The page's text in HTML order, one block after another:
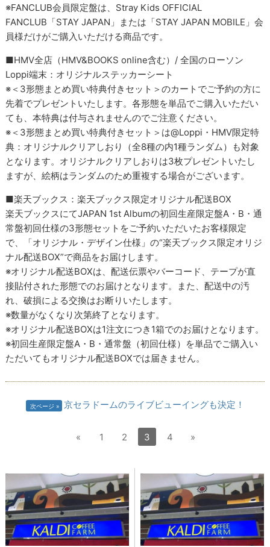
※FANCLUB会員限定盤は、Stray Kids OFFICIAL
FANCLUB「STAY JAPAN」または「STAY JAPAN MOBILE」会
員様だけがご購入いただける商品です。
■HMV全店（HMV&BOOKS online含む）/ 全国のローソン
Loppi端末：オリジナルステッカーシート
※＜3形態まとめ買い特典付きセット＞のカートでご予約の方に
先着でプレゼントいたします。各形態を単品でご購入いただい
ても、本特典は付与されませんのでご注意ください。
※＜3形態まとめ買い特典付きセット＞は@Loppi・HMV限定特
典：オリジナルクリアしおり（全8種の内1種ランダム）も対象
となります。オリジナルクリアしおりは3枚プレゼントいたし
ますが、絵柄はランダムのため重複する場合がございます。
■楽天ブックス：楽天ブックス限定オリジナル配送BOX
楽天ブックスにてJAPAN 1st Albumの初回生産限定盤A・B・通
常盤初回仕様の3形態セットをご予約いただいたお客様限定
で、「オリジナル・デザイン仕様」の“楽天ブックス限定オリジ
ナル配送BOX”で商品をお届けします。
※オリジナル配送BOXは、配送伝票やバーコード、テープが直
接貼付された形態でのお届けとなります。また、配送中の汚
れ、破損による交換はお断りいたします。
※数量がなくなり次第終了となります。
※オリジナル配送BOXは1注文につき1箱でのお届けとなります。
※初回生産限定盤A・B・通常盤（初回仕様）を単品でご購入い
ただいてもオリジナル配送BOXでは届きません。
次ページ 京セラドームのライブビューイングも決定！
« 1 2 3 4 »